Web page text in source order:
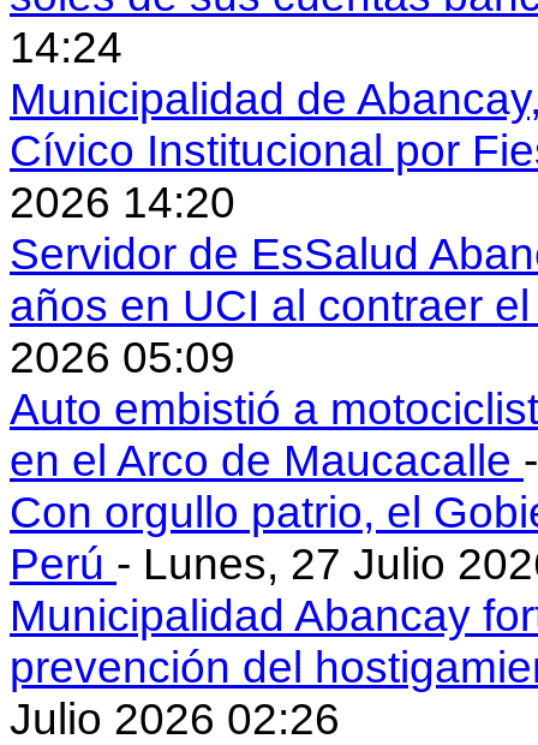
14:24
Municipalidad de
Cívico Institucional por
2026 14:20
Servidor de EsSalud
años en UCI al contraer
2026 05:09
Auto embistió a
en el Arco de Maucacalle
Con orgullo patrio, el
Perú - Lunes, 27 Julio
Municipalidad Abancay
prevención del
Julio 2026 02:26